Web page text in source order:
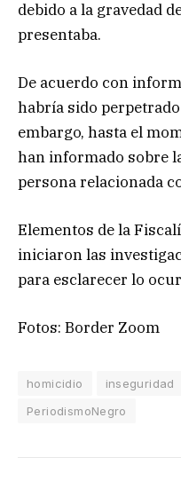
debido a la gravedad
presentaba.
De acuerdo con
habría sido
embargo, hasta el
han informado sobre
persona relacionada
Elementos de la
iniciaron las
para esclarecer lo
Fotos: Border Zoom
homicidio inseguridad
PeriodismoNegro